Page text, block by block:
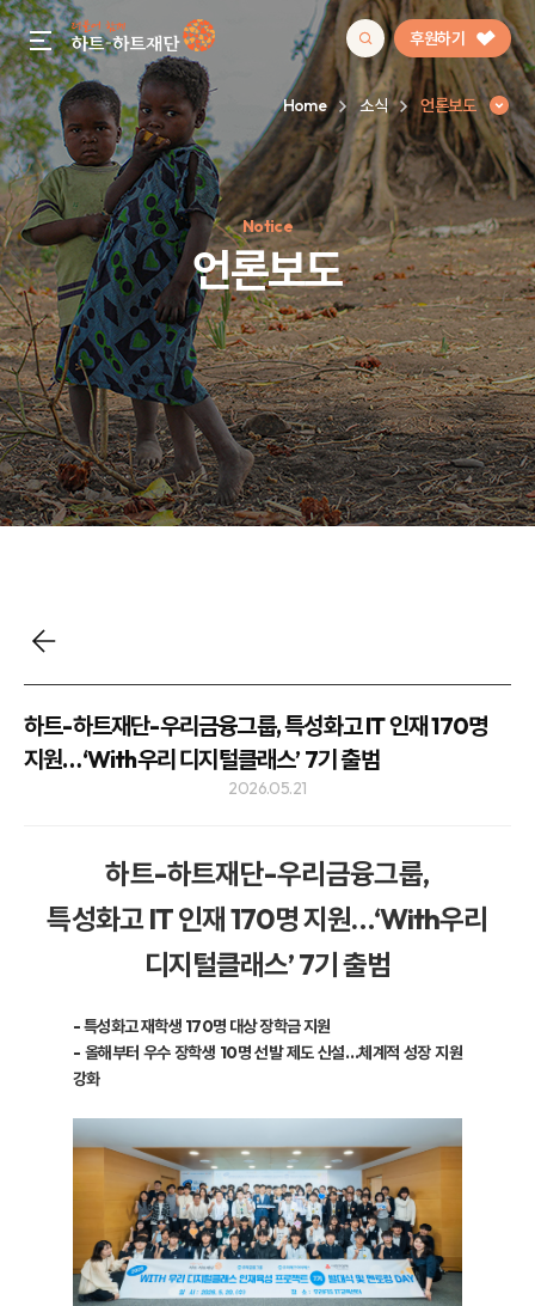
gnb menu open 후원하기
인기 키워드
#정기후원#하트플레이스#캠페인#팬덤후원
Home 소식 언론보도
Notice
언론보도
언론보도
하트-하트재단-우리금융그룹, 특성화고 IT 인재 170명
지원…‘With우리 디지털클래스’ 7기 출범
2026.05.21
하트-하트재단-우리금융그룹,
특성화고 IT 인재 170명 지원…‘With우리
디지털클래스’ 7기 출범
- 특성화고 재학생 170명 대상 장학금 지원
- 올해부터 우수 장학생 10명 선발 제도 신설…체계적 성장 지원
강화